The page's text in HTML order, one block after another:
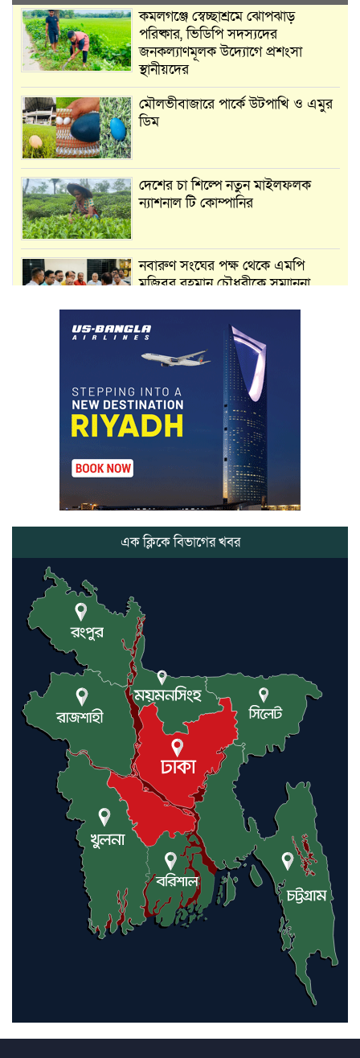
কমলগঞ্জে স্বেচ্ছাশ্রমে ঝোপঝাড়
পরিষ্কার, ভিডিপি সদস্যদের
জনকল্যাণমূলক উদ্যোগে প্রশংসা
স্থানীয়দের
মৌলভীবাজারে পার্কে উটপাখি ও এমুর
ডিম
দেশের চা শিল্পে নতুন মাইলফলক
ন্যাশনাল টি কোম্পানির
নবারুণ সংঘের পক্ষ থেকে এমপি
মুজিবুর রহমান চৌধুরীকে সম্মাননা
মার্শাল আর্ট ক্লাব কাপে ‘জুসা মার্শাল
আর্ট’ এর সাফল্য, শ্রীমঙ্গলের আয়াত ও
আইরাহ ঝুলিতে ৪ পদক
লাউয়াছড়া জাতীয় উদ্যানের সিএমসি
হিসাবরক্ষক আবজালুল হকের
মৃত্যুতে,এলাকায় শোকের ছায়া
ভোলাগঞ্জ স্থলবন্দরে এলসি আটকে
হয়রানির অভিযোগ, বিএনপির সাবেক
সভাপতির
গলিত মরদেহ উদ্ধার
লন্ডনে আদমপুর ইউনাইটেড কলেজ
বাস্তবায়ন নিয়ে আলোচনা সভা
আন্তর্জাতিক মানবাধিকার সম্মেলনে
বিশেষ সম্মাননা পেলেন ফারুক খাঁন,
শ্রীমঙ্গলে সংবর্ধনা
এক ক্লিকে বিভাগের খবর